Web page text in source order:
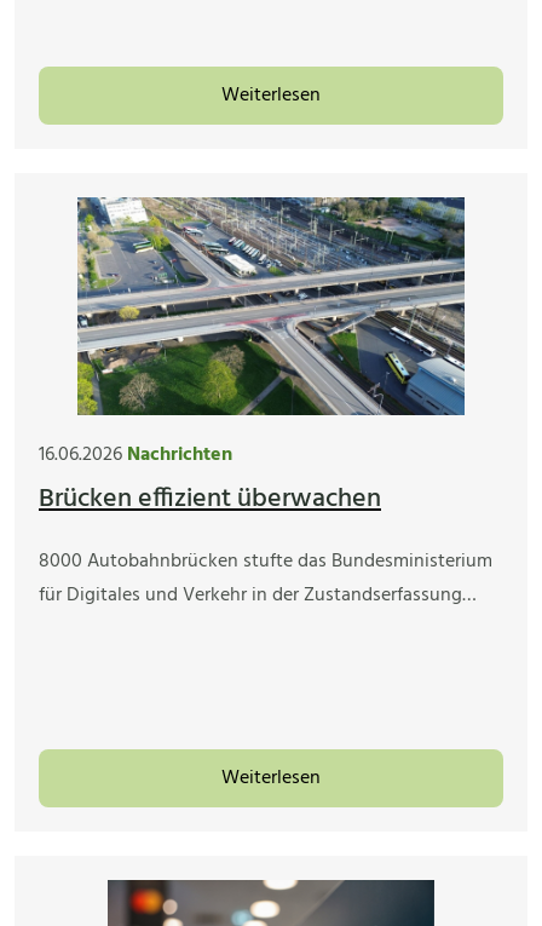
Weiterlesen
16.06.2026Nachrichten
Brücken effizient überwachen
8000 Autobahnbrücken stufte das Bundesministerium
für Digitales und Verkehr in der Zustandserfassung…
Weiterlesen